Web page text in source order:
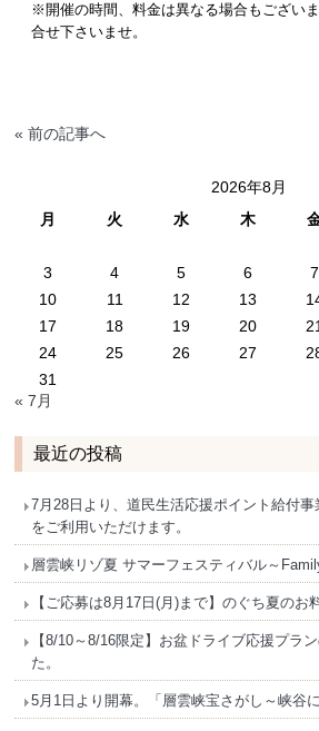
※開催の時間、料金は異なる場合もござい
合せ下さいませ。
« 前の記事へ
2026年8月
月
火 水 木
3
4 5 6 7
10
11 12 13
17
18 19 20 21
24
25 26 27
31
« 7月
最近の投稿
7月28日より、道民生活応援ポイント給付事
をご利用いただけます。
層雲峡リゾ夏 サマーフェスティバル～
【ご応募は8月17日(月)まで】のぐち夏のお
【8/10～8/16限定】お盆ドライブ応援プラ
た。
5月1日より開幕。「層雲峡宝さがし～峡谷